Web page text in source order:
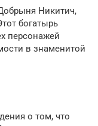
Никитич,
богатырь
персонажей
в знаменитой
о том, что